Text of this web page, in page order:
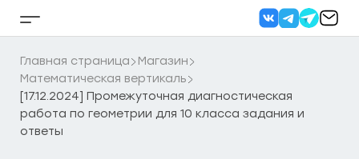
Кнопка
бокового
меню
Главная страница
Магазин
Математическая вертикаль
[17.12.2024] Промежуточная диагностическая
работа по геометрии для 10 класса задания и
ответы